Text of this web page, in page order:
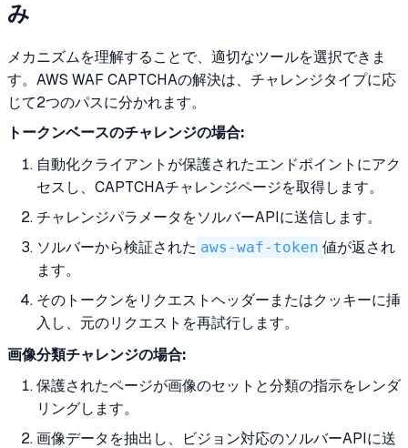
み
メカニズムを理解することで、適切なツールを選択できま
す。AWS WAF CAPTCHAの解決は、チャレンジタイプに応
じて2つのパスに分かれます。
トークンベースのチャレンジの場合:
自動化クライアントが保護されたエンドポイントにアク
セスし、CAPTCHAチャレンジページを取得します。
チャレンジパラメータをソルバーAPIに送信します。
ソルバーから検証された aws-waf-token 値が返され
ます。
そのトークンをリクエストヘッダーまたはクッキーに挿
入し、元のリクエストを再試行します。
画像分類チャレンジの場合:
保護されたページが画像のセットと分類の指示をレンダ
リングします。
画像データを抽出し、ビジョン対応のソルバーAPIに送